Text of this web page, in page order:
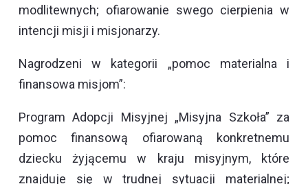
modlitewnych; ofiarowanie swego cierpienia w
intencji misji i misjonarzy.
Nagrodzeni w kategorii „pomoc materialna i
finansowa misjom”:
Program Adopcji Misyjnej „Misyjna Szkoła” za
pomoc finansową ofiarowaną konkretnemu
dziecku żyjącemu w kraju misyjnym, które
znajduje się w trudnej sytuacji materialnej;